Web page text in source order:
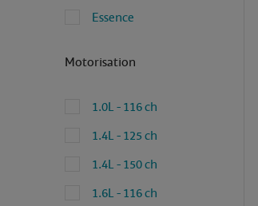
Essence
Motorisation
1.0L - 116 ch
1.4L - 125 ch
1.4L - 150 ch
1.6L - 116 ch